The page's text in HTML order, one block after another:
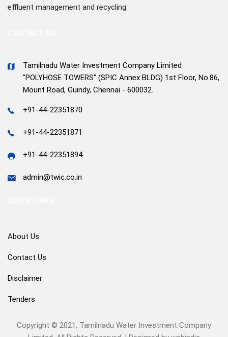
effluent management and recycling.
Tamilnadu Water Investment Company Limited
"POLYHOSE TOWERS" (SPIC Annex BLDG) 1st Floor, No.86,
Mount Road, Guindy, Chennai - 600032.
+91-44-22351870
+91-44-22351871
+91-44-22351894
admin@twic.co.in
About Us
Contact Us
Disclaimer
Tenders
Copyright © 2021, Tamilnadu Water Investment Company